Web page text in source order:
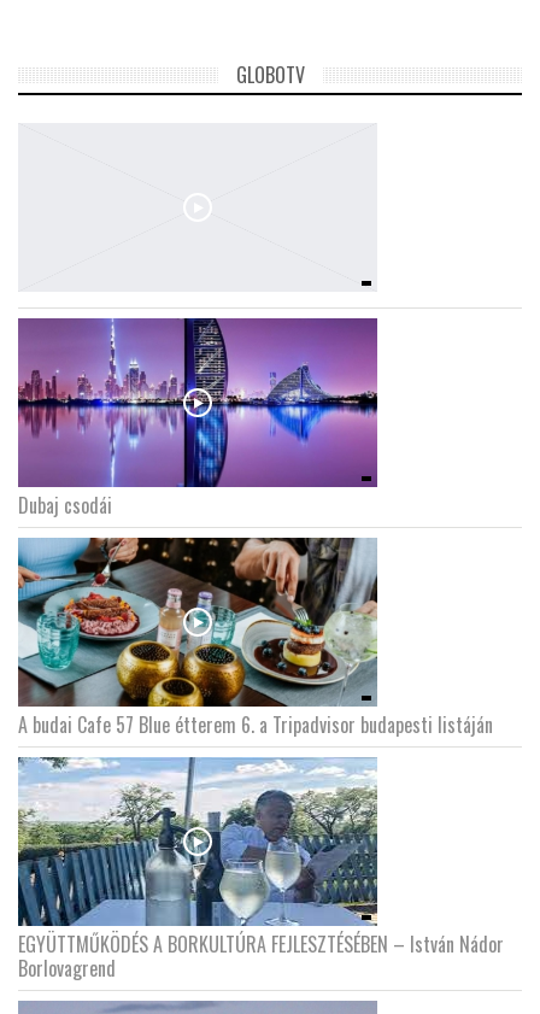
GLOBOTV
Dubaj csodái
A budai Cafe 57 Blue étterem 6. a Tripadvisor budapesti listáján
EGYÜTTMŰKÖDÉS A BORKULTÚRA FEJLESZTÉSÉBEN – István Nádor
Borlovagrend